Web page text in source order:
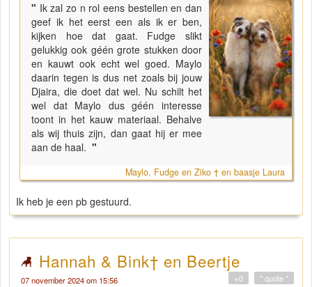
" Ik zal zo n rol eens bestellen en dan
geef ik het eerst een als ik er ben,
kijken hoe dat gaat. Fudge slikt
gelukkig ook géén grote stukken door
en kauwt ook echt wel goed. Maylo
daarin tegen is dus net zoals bij jouw
Djaira, die doet dat wel. Nu schilt het
wel dat Maylo dus géén interesse
toont in het kauw materiaal. Behalve
als wij thuis zijn, dan gaat hij er mee
aan de haal. "
Maylo, Fudge en Ziko † en baasje Laura
Ik heb je een pb gestuurd.
Hannah & Bink† en Beertje
07 november 2024 om 15:56 " quote "
+0